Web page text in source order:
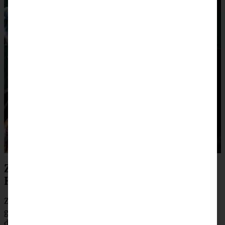
Zubereitung für lockere Pistazien-
Heferollen:
Zunächst macht Ihr den Hefeteig. Dafür das Mehl in eine
große Schüssel geben, eine Mulde in die Mitte drücken,